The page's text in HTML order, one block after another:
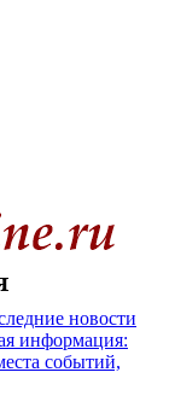
новости
информация:
событий,